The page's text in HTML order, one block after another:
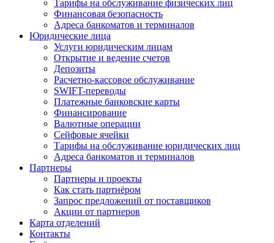
Тарифы на обслуживание физических лиц
Финансовая безопасность
Адреса банкоматов и терминалов
Юридические лица
Услуги юридическим лицам
Открытие и ведение счетов
Депозиты
Расчетно-кассовое обслуживание
SWIFT-переводы
Платежные банковские карты
Финансирование
Валютные операции
Сейфовые ячейки
Тарифы на обслуживание юридических лиц
Адреса банкоматов и терминалов
Партнеры
Партнеры и проекты
Как стать партнёром
Запрос предложений от поставщиков
Акции от партнеров
Карта отделений
Контакты